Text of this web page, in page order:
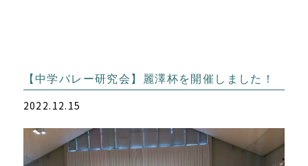
【中学バレー研究会】麗澤杯を開催しました！
2022.12.15